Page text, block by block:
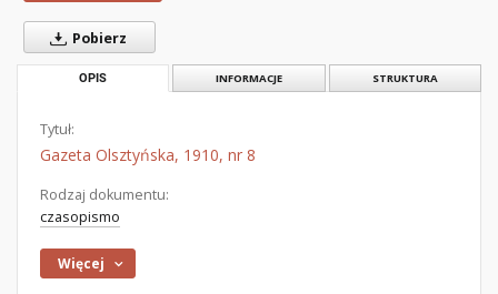
Pobierz
OPIS INFORMACJE STRUKTURA
Tytuł:
Gazeta Olsztyńska, 1910, nr 8
Rodzaj dokumentu:
czasopismo
Więcej